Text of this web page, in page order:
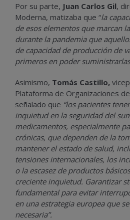
Por su parte, Juan Carlos Gil,
Moderna, matizaba que “la
de esos elementos que marcan
durante la pandemia que
de capacidad de producción de
primeros en poder
Asimismo, Tomás Castillo, vice
Plataforma de Organizaciones
señalado que “los pacientes
inquietud en la seguridad del
medicamentos, especialmente
crónicas, que dependen de la
mantener el estado de salud,
tensiones internacionales, los
o la escasez de productos
creciente inquietud. Garantizar
fundamental para evitar
en una estrategia europea que
necesaria”.